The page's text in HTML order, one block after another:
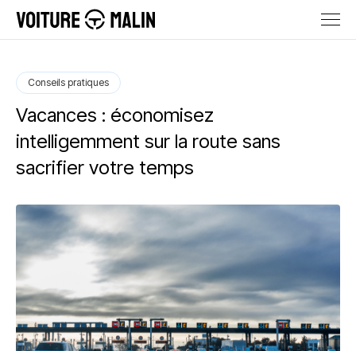
Conseils pratiques
Vacances : économisez
intelligemment sur la route sans
sacrifier votre temps